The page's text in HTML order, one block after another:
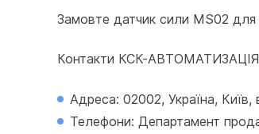
Замовте датчик сили MS02 для
Контакти КСК-
Адреса: 02002, Україна,
Телефони: Департамент